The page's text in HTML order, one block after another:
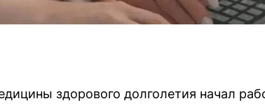
здорового долголетия начал